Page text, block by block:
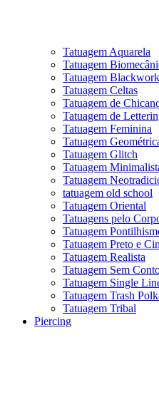
Tatuagem Aquarela
Tatuagem
Tatuagem Blackwork
Tatuagem Celtas
Tatuagem de
Tatuagem de
Tatuagem Feminina
Tatuagem
Tatuagem Glitch
Tatuagem
Tatuagem
tatuagem old school
Tatuagem Oriental
Tatuagens pelo
Tatuagem
Tatuagem Preto e
Tatuagem Realista
Tatuagem Sem
Tatuagem Single
Tatuagem Trash
Tatuagem Tribal
Piercing